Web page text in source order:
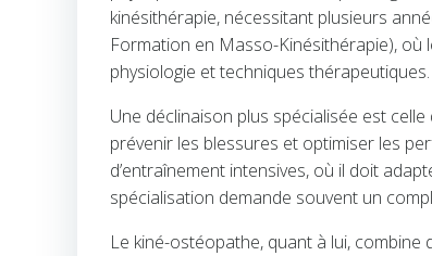
kinésithérapie, nécessitant plusieurs
Formation en Masso-Kinésithérapie),
physiologie et techniques thérapeutiques.
Une déclinaison plus spécialisée est
prévenir les blessures et optimiser les
d’entraînement intensives, où il doit
spécialisation demande souvent un
Le kiné-ostéopathe, quant à lui,